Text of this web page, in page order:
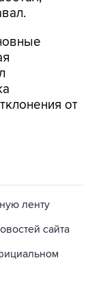
от
ленту
сайта